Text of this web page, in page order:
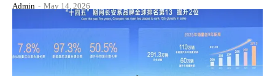
Admin - May 14, 2026